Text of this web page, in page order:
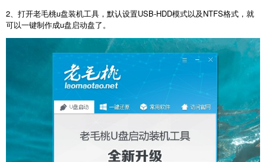
2、打开老毛桃u盘装机工具，默认设置USB-HDD模式以及NTFS格式，就
可以一键制作成u盘启动盘了。